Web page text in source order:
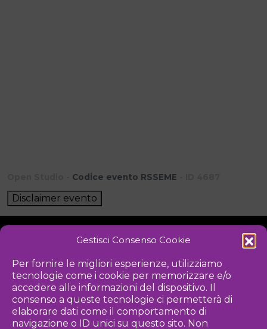
Gestisci Consenso Cookie
Per fornire le migliori esperienze, utilizziamo
tecnologie come i cookie per memorizzare e/o
accedere alle informazioni del dispositivo. Il
consenso a queste tecnologie ci permetterà di
elaborare dati come il comportamento di
navigazione o ID unici su questo sito. Non
Codice evento RSSEME
Disclaimer evento
PRIVACY POLICY
Iniziativa